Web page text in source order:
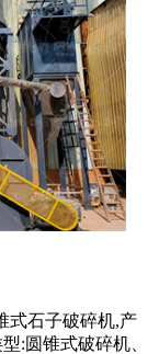
式石子破碎机,产
:圆锥式破碎机、